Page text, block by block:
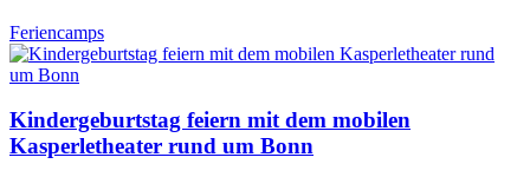
Feriencamps
Kindergeburtstag feiern mit dem mobilen
Kasperletheater rund um Bonn